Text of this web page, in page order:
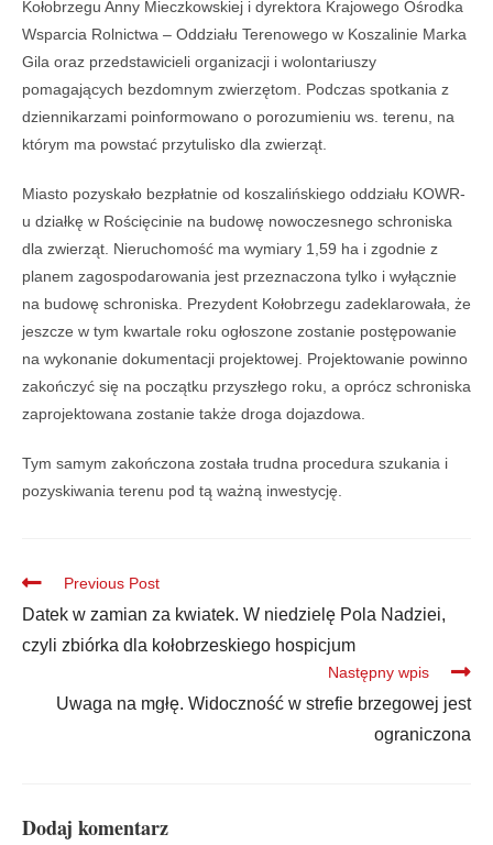
Kołobrzegu Anny Mieczkowskiej i dyrektora Krajowego Ośrodka
Wsparcia Rolnictwa – Oddziału Terenowego w Koszalinie Marka
Gila oraz przedstawicieli organizacji i wolontariuszy
pomagających bezdomnym zwierzętom. Podczas spotkania z
dziennikarzami poinformowano o porozumieniu ws. terenu, na
którym ma powstać przytulisko dla zwierząt.
Miasto pozyskało bezpłatnie od koszalińskiego oddziału KOWR-
u działkę w Rościęcinie na budowę nowoczesnego schroniska
dla zwierząt. Nieruchomość ma wymiary 1,59 ha i zgodnie z
planem zagospodarowania jest przeznaczona tylko i wyłącznie
na budowę schroniska. Prezydent Kołobrzegu zadeklarowała, że
jeszcze w tym kwartale roku ogłoszone zostanie postępowanie
na wykonanie dokumentacji projektowej. Projektowanie powinno
zakończyć się na początku przyszłego roku, a oprócz schroniska
zaprojektowana zostanie także droga dojazdowa.
Tym samym zakończona została trudna procedura szukania i
pozyskiwania terenu pod tą ważną inwestycję.
Previous Post
Datek w zamian za kwiatek. W niedzielę Pola Nadziei,
czyli zbiórka dla kołobrzeskiego hospicjum
Następny wpis
Uwaga na mgłę. Widoczność w strefie brzegowej jest
ograniczona
Dodaj komentarz